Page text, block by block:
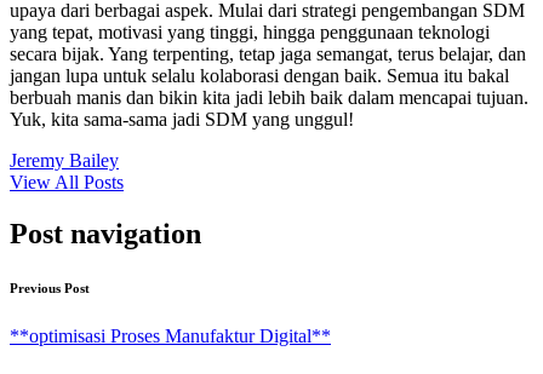
upaya dari berbagai aspek. Mulai dari strategi pengembangan SDM
yang tepat, motivasi yang tinggi, hingga penggunaan teknologi
secara bijak. Yang terpenting, tetap jaga semangat, terus belajar, dan
jangan lupa untuk selalu kolaborasi dengan baik. Semua itu bakal
berbuah manis dan bikin kita jadi lebih baik dalam mencapai tujuan.
Yuk, kita sama-sama jadi SDM yang unggul!
Jeremy Bailey
View All Posts
Post navigation
Previous Post
**optimisasi Proses Manufaktur Digital**